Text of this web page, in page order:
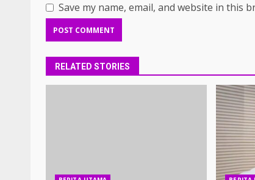
Save my name, email, and website in this
RELATED STORIES